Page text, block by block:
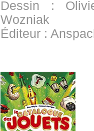
Dessin :
Wozniak
Éditeur :